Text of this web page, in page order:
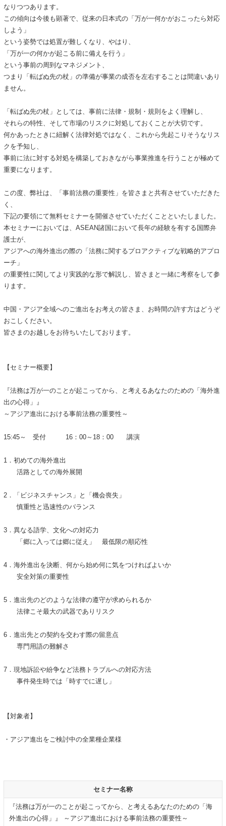
なりつつあります。
この傾向は今後も顕著で、従来の日本式の「万が一何かがおこったら対応
しよう」
という姿勢では処置が難しくなり、やはり、
「万が一の何かが起こる前に備えを行う」
という事前の周到なマネジメント、
つまり「転ばぬ先の杖」の準備が事業の成否を左右することは間違いあり
ません。
「転ばぬ先の杖」としては、事前に法律・規制・規則をよく理解し、
それらの特性、そして市場のリスクに対処しておくことが大切です。
何かあったときに紐解く法律対処ではなく、これから先起こりそうなリス
クを予知し、
事前に法に対する対処を構築しておきながら事業推進を行うことが極めて
重要になります。
この度、弊社は、「事前法務の重要性」を皆さまと共有させていただきた
く、
下記の要領にて無料セミナーを開催させていただくことといたしました。
本セミナーにおいては、ASEAN諸国において長年の経験を有する国際弁
護士が、
アジアへの海外進出の際の「法務に関するプロアクティブな戦略的アプロ
ーチ」
の重要性に関してより実践的な形で解説し、皆さまと一緒に考察をして参
ります。
中国・アジア全域へのご進出をお考えの皆さま、お時間の許す方はどうぞ
おこしください。
皆さまのお越しをお待ちいたしております。
【セミナー概要】
『法務は万が一のことが起こってから、と考えるあなたのための「海外進
出の心得」』
～アジア進出における事前法務の重要性～
15:45～ 受付 16：00～18：00 講演
1．初めての海外進出
活路としての海外展開
2．「ビジネスチャンス」と「機会喪失」
慎重性と迅速性のバランス
3．異なる語学、文化への対応力
「郷に入っては郷に従え」 最低限の順応性
4．海外進出を決断、何から始め何に気をつければよいか
安全対策の重要性
5．進出先のどのような法律の遵守が求められるか
法律こそ最大の武器でありリスク
6．進出先との契約を交わす際の留意点
専門用語の難解さ
7．現地訴訟や紛争など法務トラブルへの対応方法
事件発生時では「時すでに遅し」
【対象者】
・アジア進出をご検討中の全業種企業様
セミナー名称
『法務は万が一のことが起こってから、と考えるあなたのための「海
外進出の心得」』 ～アジア進出における事前法務の重要性～